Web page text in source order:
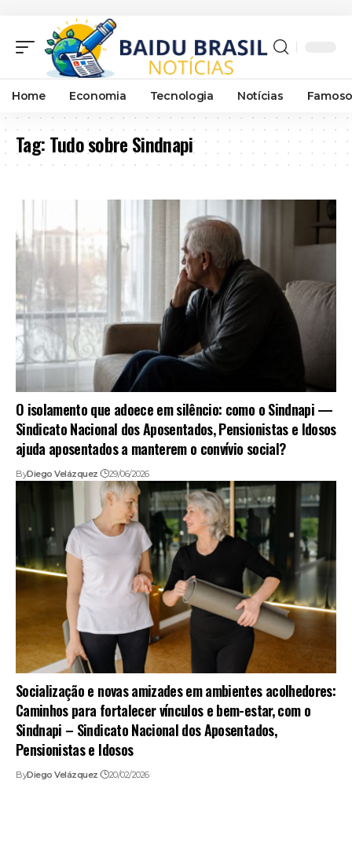
Home Economia Tecnologia Notícias
Tag:Tudo sobre Sindnapi
O isolamento que adoece em silêncio: como o Sindnapi —
Sindicato Nacional dos Aposentados, Pensionistas e Idosos
ajuda aposentados a manterem o convívio social?
ByDiego Velázquez 29/06/2026
Socialização e novas amizades em ambientes acolhedores:
Caminhos para fortalecer vínculos e bem-estar, com o
Sindnapi – Sindicato Nacional dos Aposentados,
Pensionistas e Idosos
ByDiego Velázquez 20/02/2026